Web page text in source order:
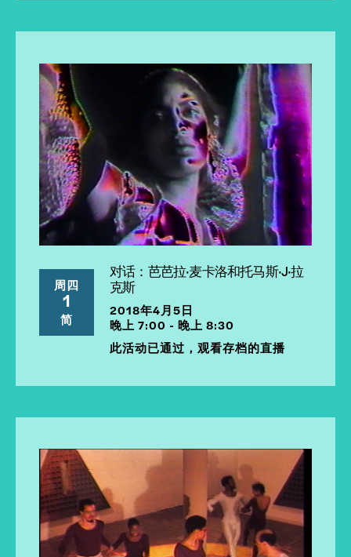
周四
1
简
对话：芭芭拉·麦卡洛和托马斯·J·拉
克斯
2018年4月5日
晚上 7:00 - 晚上 8:30
此活动已通过，观看存档的直播